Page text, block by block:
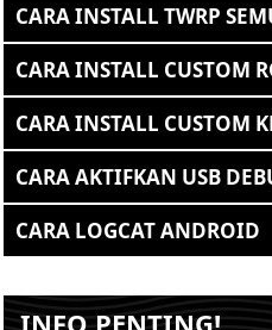
CARA INSTALL TWRP
CARA INSTALL CUSTOM
CARA INSTALL CUSTOM
CARA AKTIFKAN USB
CARA LOGCAT ANDROID
INFO PENTING!